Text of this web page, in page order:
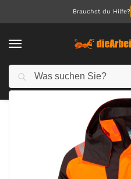
Brauchst du Hilfe?
Start Arbeitskleidung Herren